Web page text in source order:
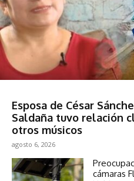
Esposa de César
Saldaña tuvo relación
otros músicos
agosto 6, 2026
cámaras